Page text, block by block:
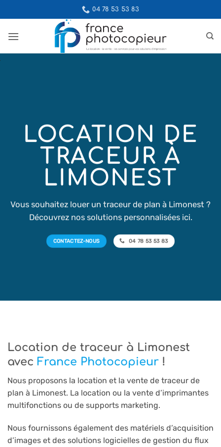
au
04 78 53 53 83
LOCATION DE
TRACEUR À
LIMONEST
Vous souhaitez louer un traceur de plan à Limonest ?
Découvrez nos solutions personnalisées ici.
CONTACTEZ-NOUS 04 78 53 53 83
Location de traceur à Limonest
avec France Photocopieur !
Nous proposons la location et la vente de traceur de
plan à Limonest. La location ou la vente d’imprimantes
multifonctions ou de supports marketing.
Nous fournissons également des matériels d’acquisition
d’images et des solutions logicielles de gestion du flux